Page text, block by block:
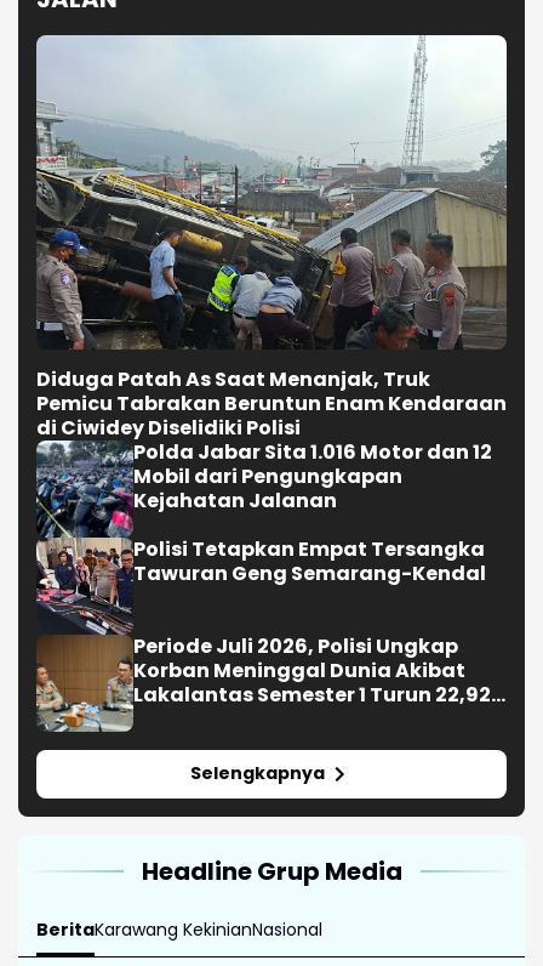
Diduga Patah As Saat Menanjak, Truk
Pemicu Tabrakan Beruntun Enam Kendaraan
di Ciwidey Diselidiki Polisi
Polda Jabar Sita 1.016 Motor dan 12
Mobil dari Pengungkapan
Kejahatan Jalanan
Polisi Tetapkan Empat Tersangka
Tawuran Geng Semarang-Kendal
Periode Juli 2026, Polisi Ungkap
Korban Meninggal Dunia Akibat
Lakalantas Semester 1 Turun 22,92
Persen
Selengkapnya
Headline Grup Media
BeritaKarawang Kekinian Nasional
BGN Wajibkan SPPG Kantongi
Iran-Oman Sepakat Buka Kembali
Selat Hormuz 60 Hari
Ngatiyana: Tindak Tegas Dugaan
Cimahi